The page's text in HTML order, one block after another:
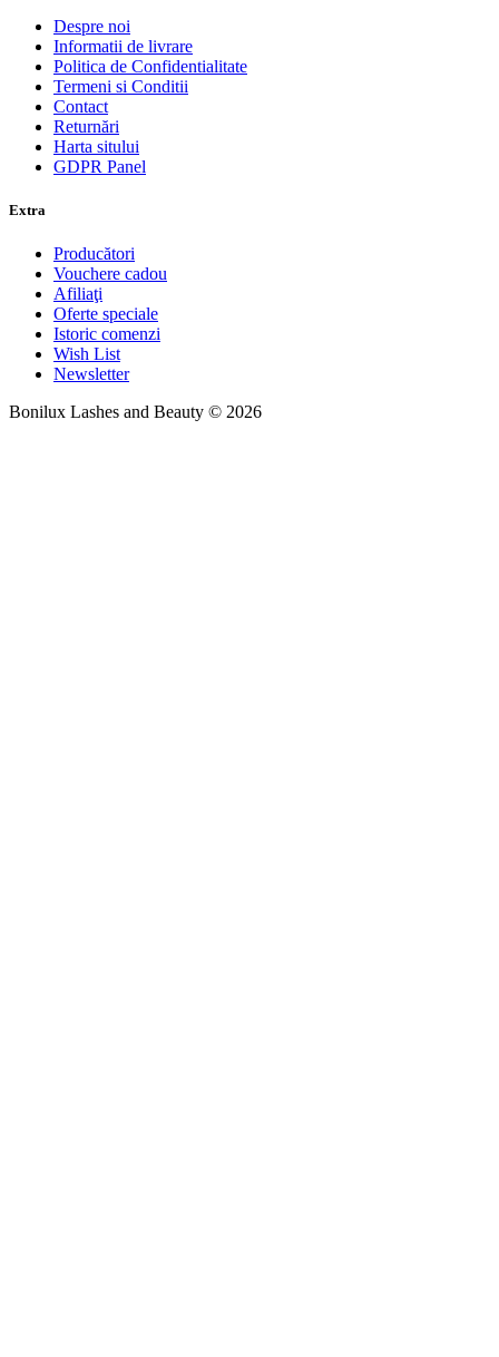
Despre noi
Informatii de livrare
Politica de Confidentialitate
Termeni si Conditii
Contact
Returnări
Harta sitului
GDPR Panel
Extra
Producători
Vouchere cadou
Afiliaţi
Oferte speciale
Istoric comenzi
Wish List
Newsletter
Bonilux Lashes and Beauty © 2026